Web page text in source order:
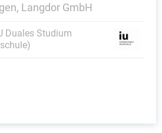
Langdor GmbH
Duales Studium